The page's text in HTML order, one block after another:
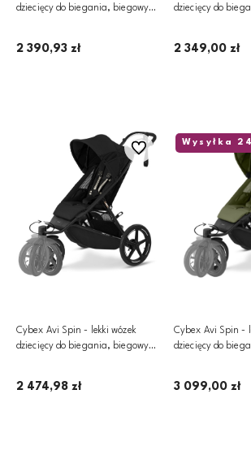
dziecięcy do biegania, biegowy |
2 390,93 zł
dziecięcy do
2 349,00 zł
Cybex Avi Spin - lekki wózek
dziecięcy do biegania, biegowy |
2 474,98 zł
Do ulubionych
Wysyłka
Cybex Avi Spin -
dziecięcy do
3 099,00 zł